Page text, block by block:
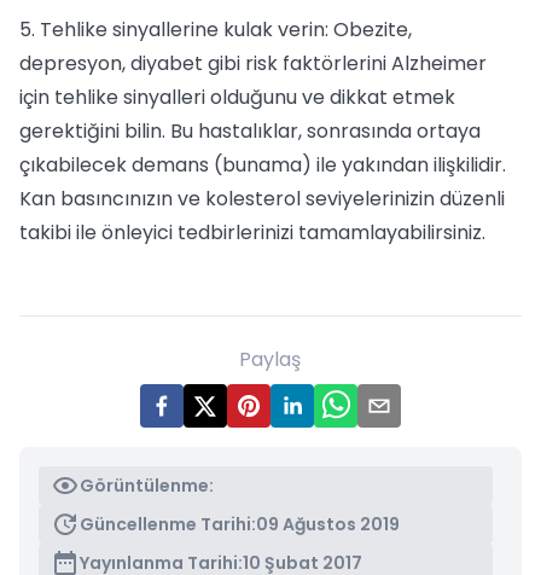
5. Tehlike sinyallerine kulak verin: Obezite,
depresyon, diyabet gibi risk faktörlerini Alzheimer
için tehlike sinyalleri olduğunu ve dikkat etmek
gerektiğini bilin. Bu hastalıklar, sonrasında ortaya
çıkabilecek demans (bunama) ile yakından ilişkilidir.
Kan basıncınızın ve kolesterol seviyelerinizin düzenli
takibi ile önleyici tedbirlerinizi tamamlayabilirsiniz.
Paylaş
Görüntülenme:
Güncellenme Tarihi:09 Ağustos 2019
Yayınlanma Tarihi:10 Şubat 2017